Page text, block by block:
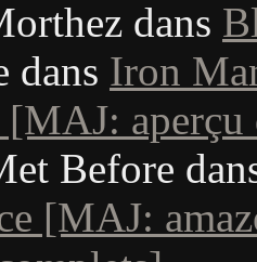
dans
dans Iron
aperçu
Before
[MAJ: